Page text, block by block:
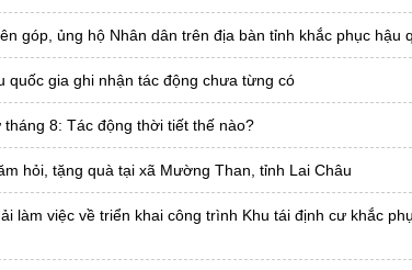
góp, ủng hộ Nhân dân trên địa bàn tỉnh khắc phục hậu
quốc gia ghi nhận tác động chưa từng có
8: Tác động thời tiết thế nào?
hỏi, tặng quà tại xã Mường Than, tỉnh Lai Châu
làm việc về triển khai công trình Khu tái định cư khắc